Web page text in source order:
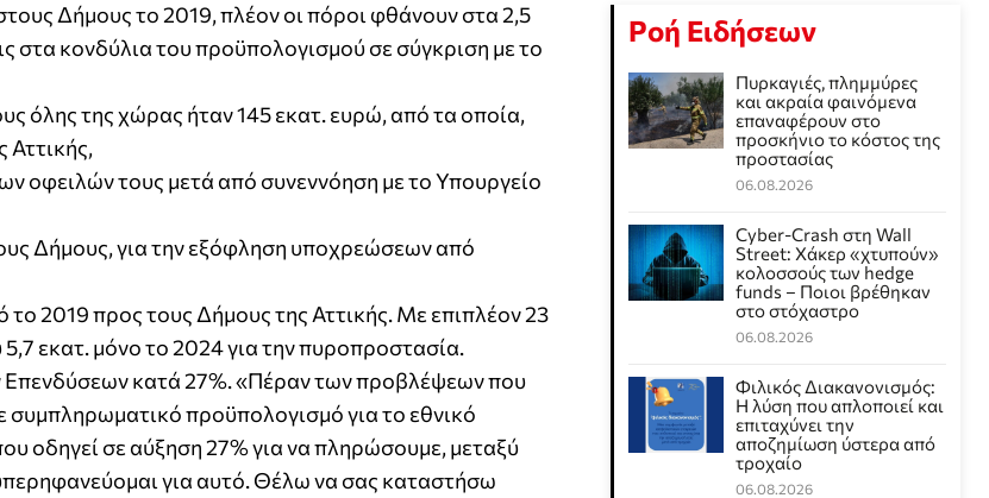
Δήμους το 2019, πλέον οι πόροι φθάνουν στα 2,5
στα κονδύλια του προϋπολογισμού σε σύγκριση με το
όλης της χώρας ήταν 145 εκατ. ευρώ, από τα οποία,
οφειλών τους μετά από συνεννόηση με το Υπουργείο
Δήμους, για την εξόφληση υποχρεώσεων από
2019 προς τους Δήμους της Αττικής. Με επιπλέον 23
εκατ. μόνο το 2024 για την πυροπροστασία.
κατά 27%. «Πέραν των προβλέψεων που
προϋπολογισμό για το εθνικό
σε αύξηση 27% για να πληρώσουμε, μεταξύ
για αυτό. Θέλω να σας καταστήσω
Ροή Ειδήσεων
Πυρκαγιές, πλημμύρες
και ακραία φαινόμενα
επαναφέρουν στο
προσκήνιο το κόστος της
προστασίας
06.08.2026
Cyber-Crash στη Wall
Street: Χάκερ «χτυπούν»
κολοσσούς των hedge
funds – Ποιοι βρέθηκαν
στο στόχαστρο
06.08.2026
Φιλικός Διακανονισμός:
Η λύση που απλοποιεί και
επιταχύνει την
αποζημίωση ύστερα από
τροχαίο
06.08.2026